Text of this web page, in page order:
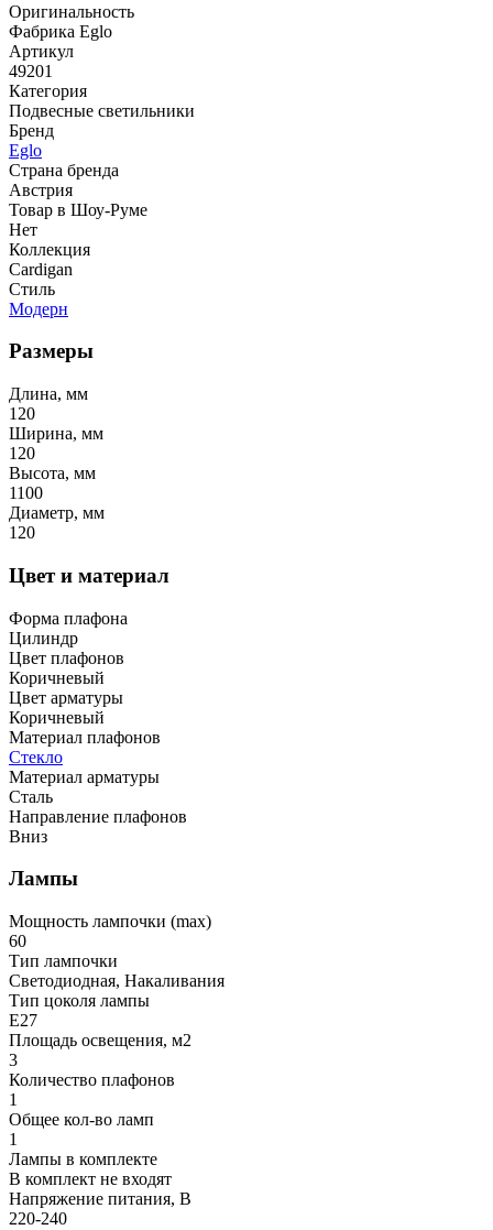
Оригинальность
Фабрика Eglo
Артикул
49201
Категория
Подвесные светильники
Бренд
Eglo
Страна бренда
Австрия
Товар в Шоу-Руме
Нет
Коллекция
Cardigan
Стиль
Модерн
Размеры
Длина, мм
120
Ширина, мм
120
Высота, мм
1100
Диаметр, мм
120
Цвет и материал
Форма плафона
Цилиндр
Цвет плафонов
Коричневый
Цвет арматуры
Коричневый
Материал плафонов
Стекло
Материал арматуры
Сталь
Направление плафонов
Вниз
Лампы
Мощность лампочки (max)
60
Тип лампочки
Светодиодная, Накаливания
Тип цоколя лампы
E27
Площадь освещения, м2
3
Количество плафонов
1
Общее кол-во ламп
1
Лампы в комплекте
В комплект не входят
Напряжение питания, В
220-240